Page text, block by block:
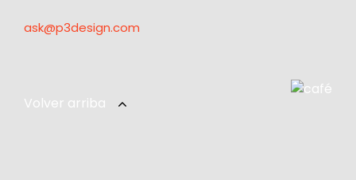
ask@p3design.com
Volver arriba